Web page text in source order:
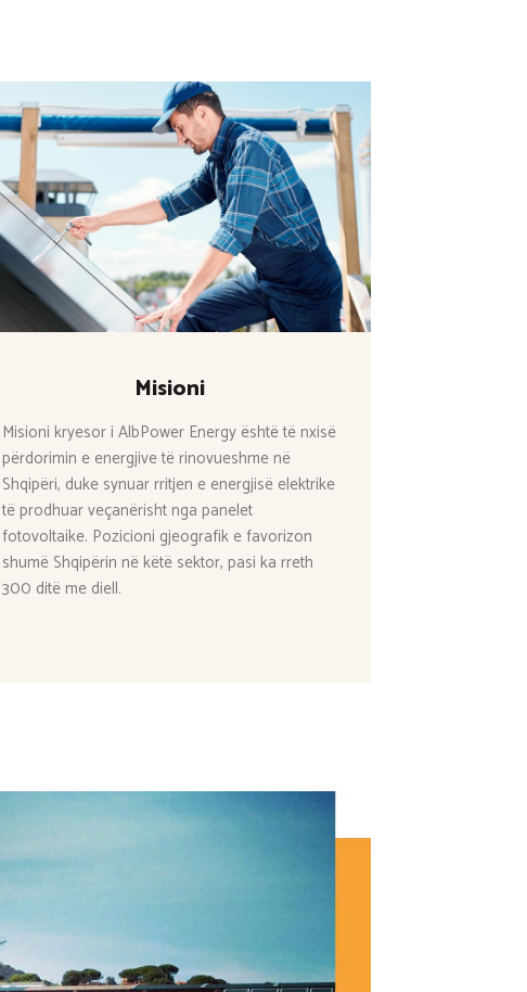
Misioni
Misioni kryesor i AlbPower Energy është të nxisë
përdorimin e energjive të rinovueshme në
Shqipëri, duke synuar rritjen e energjisë elektrike
të prodhuar veçanërisht nga panelet
fotovoltaike. Pozicioni gjeografik e favorizon
shumë Shqipërin në këtë sektor, pasi ka rreth
300 ditë me diell.